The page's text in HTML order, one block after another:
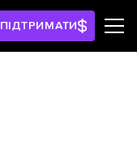
ПІДТРИМАТИ